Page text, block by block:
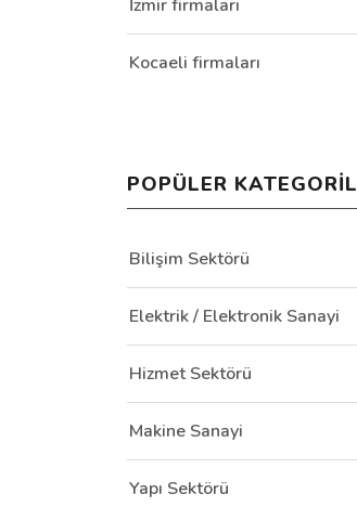
İzmir firmaları
Kocaeli firmaları
POPÜLER
Bilişim Sektörü
Elektrik / Elektronik Sanayi
Hizmet Sektörü
Makine Sanayi
Yapı Sektörü